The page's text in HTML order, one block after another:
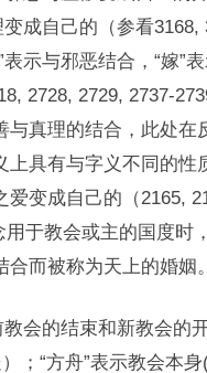
成自己的（参看
示与邪恶结合，“嫁”
2728, 2729, 2737-
与真理的结合，此处
上具有与字义不同的
变成自己的（2165,
于教会或主的国度时
合而被称为天上的婚姻
会的结束和新教会的
；“方舟”表示教会本